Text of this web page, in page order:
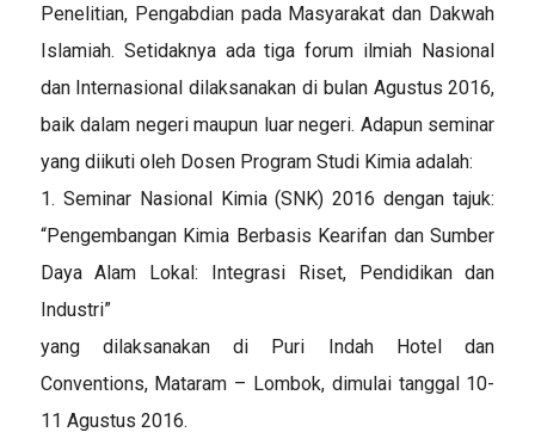
Penelitian, Pengabdian pada Masyarakat dan Dakwah
Islamiah. Setidaknya ada tiga forum ilmiah Nasional
dan Internasional dilaksanakan di bulan Agustus 2016,
baik dalam negeri maupun luar negeri. Adapun seminar
yang diikuti oleh Dosen Program Studi Kimia adalah:
1. Seminar Nasional Kimia (SNK) 2016 dengan tajuk:
“Pengembangan Kimia Berbasis Kearifan dan Sumber
Daya Alam Lokal: Integrasi Riset, Pendidikan dan
Industri”
yang dilaksanakan di Puri Indah Hotel dan
Conventions, Mataram – Lombok, dimulai tanggal 10-
11 Agustus 2016.